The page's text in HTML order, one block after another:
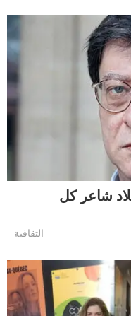
شاعر كل
التقافية